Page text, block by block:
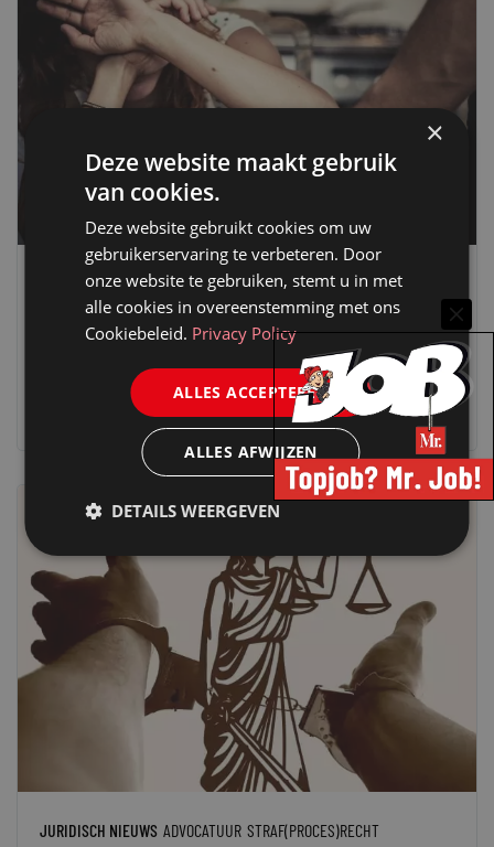
JURIDISCH NIEUWS OPENBAAR MINISTERIE STRAF(PROCES)RECHT
NIEUWE AANWIJZING OM: IEMAND IS
SLACHTOFFER TOT TEGENDEEL IS BEWEZEN
redactie Mr.
JURIDISCH NIEUWS ADVOCATUUR STRAF(PROCES)RECHT
×
Deze website maakt gebruik
van cookies.
Deze website gebruikt cookies om uw
gebruikerservaring te verbeteren. Door
onze website te gebruiken, stemt u in met
alle cookies in overeenstemming met ons
Cookiebeleid. Privacy Policy
ALLES ACCEPTEREN
ALLES AFWIJZEN
DETAILS WEERGEVEN